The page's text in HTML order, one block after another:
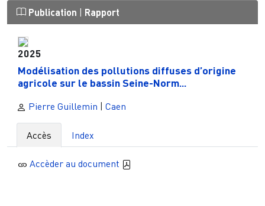
Publication | Rapport
2025
Modélisation des pollutions diffuses d’origine
agricole sur le bassin Seine-Norm...
Pierre Guillemin Caen
Accès Index
Accèder au document